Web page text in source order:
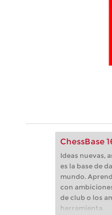
ChessBase
Ideas nuevas,
es la base de
mundo.
con
de club o los
herramienta.